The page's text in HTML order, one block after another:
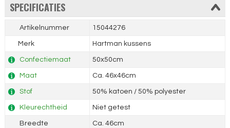
SPECIFICATIES
Artikelnummer 15044276
Merk Hartman kussens
Confectiemaat 50x50cm
Maat Ca. 46x46cm
Stof 50% katoen / 50% polyester
Kleurechtheid Niet getest
Breedte Ca. 46cm